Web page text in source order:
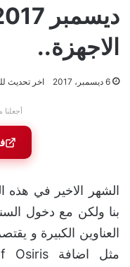
الاجهزة..
6 ديسمبر، 2017 اخر تحديث للخبر: 6
الشهر الاخير في هذه
بنا ولكن مع دخول
العناوين الكبيرة و